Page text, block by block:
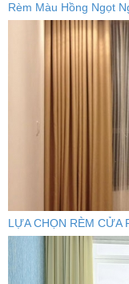
Rèm Màu Hồng Ngọt
LỰA CHỌN RÈM CỬA